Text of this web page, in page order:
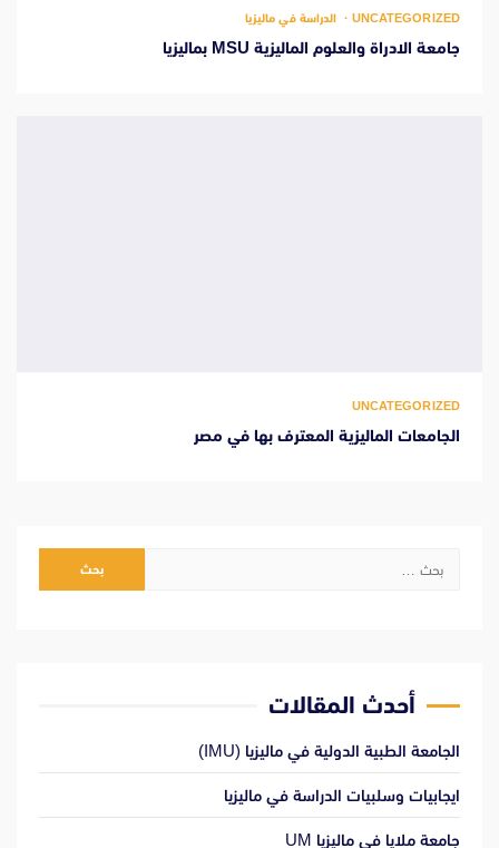
UNCATEGORIZED الدراسة في ماليزيا
جامعة الادراة والعلوم الماليزية MSU بماليزيا
UNCATEGORIZED
الجامعات الماليزية المعترف بها في مصر
البحث
أحدث المقالات
الجامعة الطبية الدولية في ماليزيا (IMU)
ايجابيات وسلبيات الدراسة في ماليزيا
جامعة ملايا في ماليزيا UM